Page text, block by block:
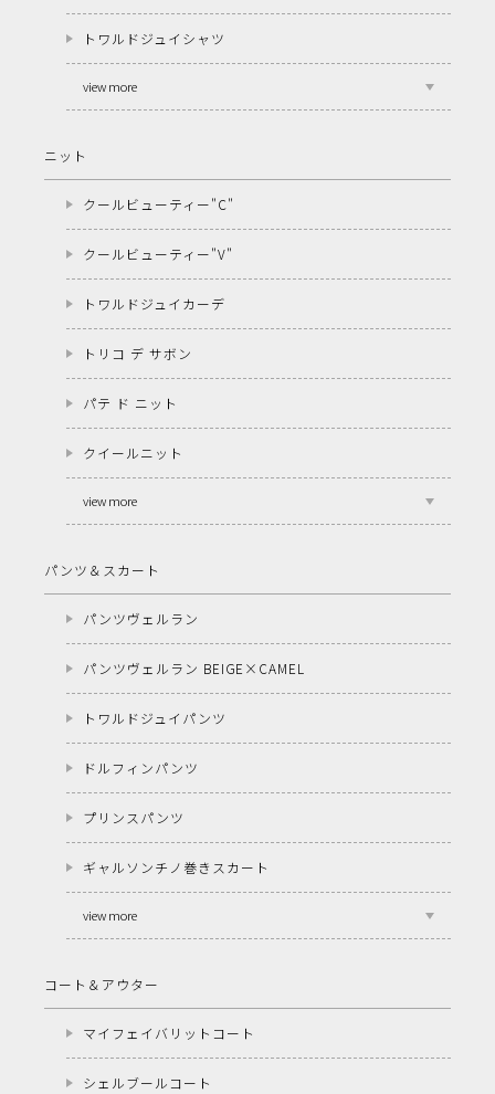
トワルドジュイシャツ
view more
ニット
クールビューティー"C"
クールビューティー"V"
トワルドジュイカーデ
トリコ デ サボン
パテ ド ニット
クイールニット
view more
パンツ＆スカート
パンツヴェルラン
パンツヴェルラン BEIGE×CAMEL
トワルドジュイパンツ
ドルフィンパンツ
プリンスパンツ
ギャルソンチノ巻きスカート
view more
コート＆アウター
マイフェイバリットコート
シェルブールコート